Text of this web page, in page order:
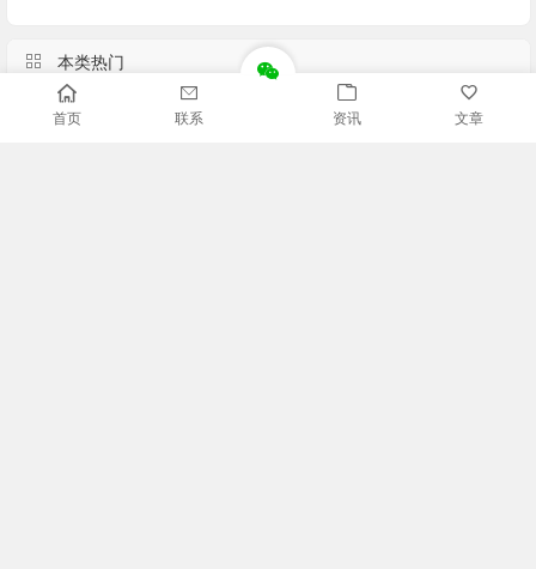
本类热门
数字孪生水利工程建设关键技术和实践探讨
首页 联系 资讯 文章